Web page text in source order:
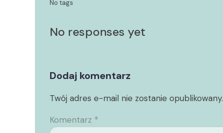
No tags
No responses yet
Dodaj komentarz
Twój adres e-mail nie zostanie opublikowany.
Komentarz *